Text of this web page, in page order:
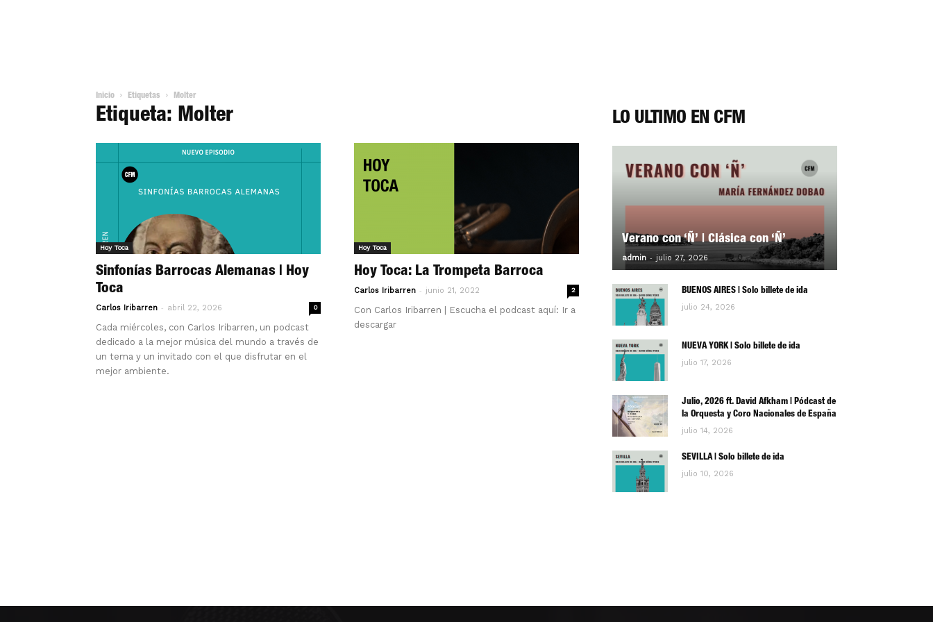
Inicio Etiquetas Molter
Etiqueta: Molter
Hoy Toca
Sinfonías Barrocas Alemanas | Hoy
Toca
Carlos Iribarren - abril 22, 2026 0
Cada miércoles, con Carlos Iribarren, un podcast
dedicado a la mejor música del mundo a través de
un tema y un invitado con el que disfrutar en el
mejor ambiente.
Hoy Toca
Hoy Toca: La Trompeta Barroca
Carlos Iribarren - junio 21, 2022 2
Con Carlos Iribarren | Escucha el podcast aquí: Ir a
descargar
LO ÚLTIMO EN CFM
Verano con ‘Ñ’ | Clásica con ‘Ñ’
admin - julio 27, 2026 0
BUENOS AIRES | Solo billete de ida
julio 24, 2026
NUEVA YORK | Solo billete de ida
julio 17, 2026
Julio, 2026 ft. David Afkham | Pódcast de
la Orquesta y Coro Nacionales de España
julio 14, 2026
SEVILLA | Solo billete de ida
julio 10, 2026